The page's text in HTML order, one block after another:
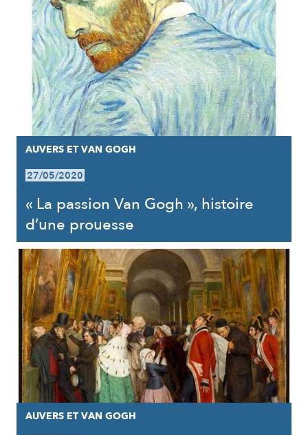
AUVERS ET VAN GOGH
27/05/2020
« La passion Van Gogh », histoire
d’une prouesse
AUVERS ET VAN GOGH